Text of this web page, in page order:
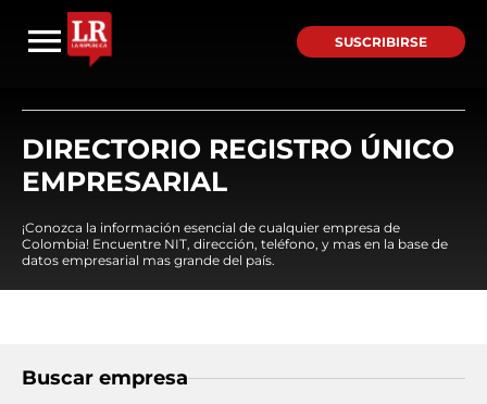
SUSCRIBIRSE
DIRECTORIO REGISTRO ÚNICO
EMPRESARIAL
¡Conozca la información esencial de cualquier empresa de
Colombia! Encuentre NIT, dirección, teléfono, y mas en la base de
datos empresarial mas grande del país.
Buscar empresa